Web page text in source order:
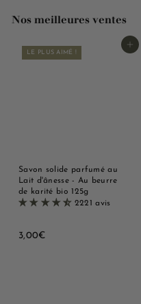
Nos meilleures ventes
Ajouter au panier
LE PLUS AIMÉ !
Savon solide parfumé au
Lait d'ânesse - Au beurre
de karité bio 125g
2221 avis
3,00€3